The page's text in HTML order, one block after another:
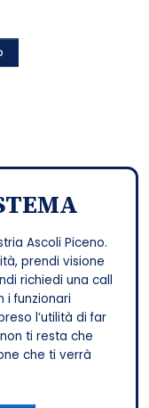
Ascoli Piceno.
prendi visione
richiedi una call
i funzionari
l’utilità di far
ti resta che
che ti verrà